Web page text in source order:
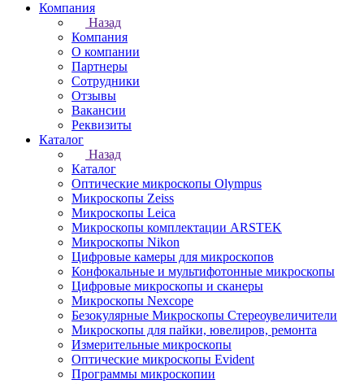
Компания
Назад
Компания
О компании
Партнеры
Сотрудники
Отзывы
Вакансии
Реквизиты
Каталог
Назад
Каталог
Оптические микроскопы Olympus
Микроскопы Zeiss
Микроскопы Leica
Микроскопы комплектации ARSTEK
Микроскопы Nikon
Цифровые камеры для микроскопов
Конфокальные и мультифотонные микроскопы
Цифровые микроскопы и сканеры
Микроскопы Nexcope
Безокулярные Микроскопы Стереоувеличители
Микроскопы для пайки, ювелиров, ремонта
Измерительные микроскопы
Оптические микроскопы Evident
Программы микроскопии